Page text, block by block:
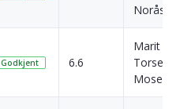
Norås
Godkjent 6.6
Marit
Moseng